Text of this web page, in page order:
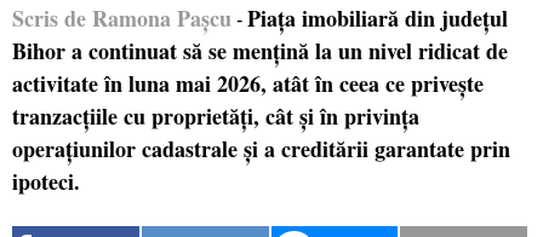
Scris de Ramona Pașcu - Piața imobiliară din județul
Bihor a continuat să se mențină la un nivel ridicat de
activitate în luna mai 2026, atât în ceea ce privește
tranzacțiile cu proprietăți, cât și în privința
operațiunilor cadastrale și a creditării garantate prin
ipoteci.